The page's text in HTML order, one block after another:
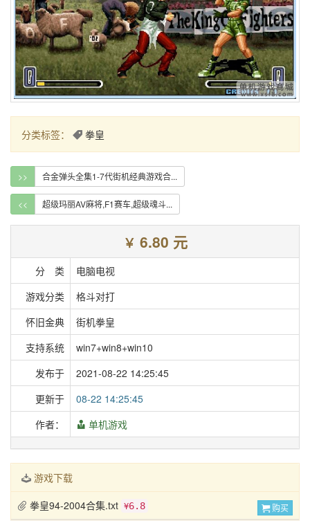
分类标签： 拳皇
>> 合金弹头全集1-7代街机经典游戏合...
<< 超级玛丽AV麻将,F1赛车,超级魂斗...
￥ 6.80 元
分 类
电脑电视
游戏分类
格斗对打
怀旧金典
街机拳皇
支持系统
win7+win8+win10
发布于
2021-08-22 14:25:45
更新于
08-22 14:25:45
作者：
单机游戏
游戏下载
购买
拳皇94-2004合集.txt ¥6.8